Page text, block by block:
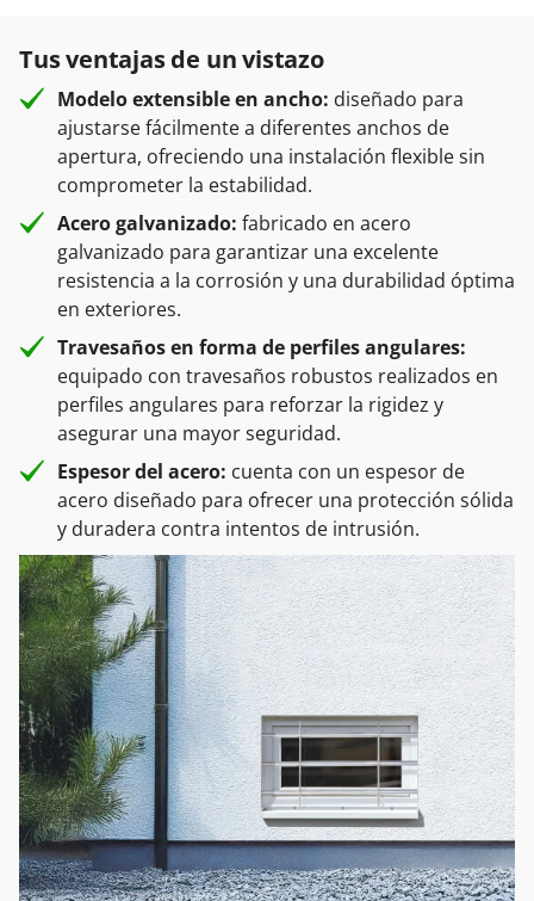
Tus ventajas de un vistazo
Modelo extensible en ancho: diseñado para
ajustarse fácilmente a diferentes anchos de
apertura, ofreciendo una instalación flexible sin
comprometer la estabilidad.
Acero galvanizado: fabricado en acero
galvanizado para garantizar una excelente
resistencia a la corrosión y una durabilidad óptima
en exteriores.
Travesaños en forma de perfiles angulares:
equipado con travesaños robustos realizados en
perfiles angulares para reforzar la rigidez y
asegurar una mayor seguridad.
Espesor del acero: cuenta con un espesor de
acero diseñado para ofrecer una protección sólida
y duradera contra intentos de intrusión.